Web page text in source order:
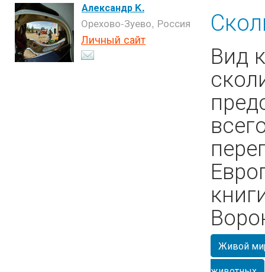
Александр K.
Орехово-Зуево, Россия
Личный сайт Вид
Живой